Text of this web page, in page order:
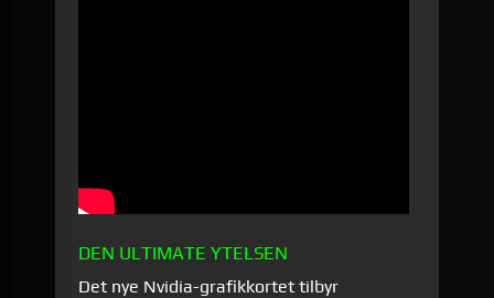
DEN ULTIMATE YTELSEN
Det nye Nvidia-grafikkortet tilbyr